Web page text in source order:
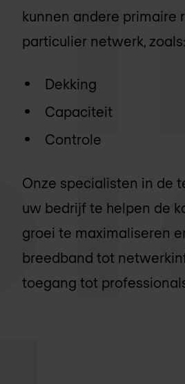
kunnen andere primaire
particulier netwerk, zoals:
Dekking
Capaciteit
Controle
Onze specialisten in de
uw bedrijf te helpen de
groei te maximaliseren
breedband tot
toegang tot